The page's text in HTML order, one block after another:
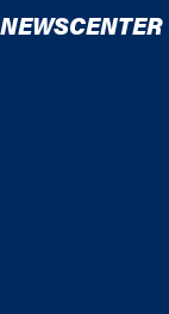
NEWSCENTER